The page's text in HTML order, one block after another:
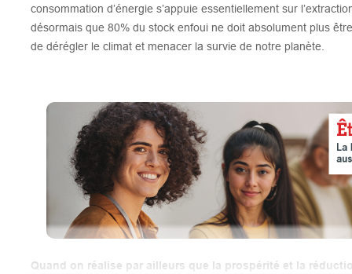
consommation d’énergie s’appuie essentiellement sur
désormais que 80% du stock enfoui ne doit absolument plus
de dérégler le climat et menacer la survie de notre planète.
Quand on réalise par ailleurs que la prospérité et la